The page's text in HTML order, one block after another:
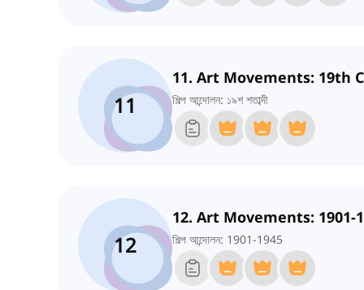
11
11. Art Movements: 19th
শিল্প আন্দোলন: ১৯শ শতাব্দী
12
12. Art Movements: 1901-
শিল্প আন্দোলন: 1901-1945